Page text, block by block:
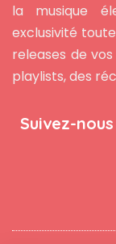
la musique
exclusivité
releases de
playlists, des
Suivez-